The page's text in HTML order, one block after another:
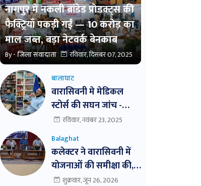
नागपुर में नकली ब्रांडेड प्रोडक्ट्स की
फैक्ट्रियाँ पकड़ी गईं — 10 करोड़ का
माल जब्त, बड़ा नेटवर्क बेनकाब
By -जिला संवादाता रविवार, दिसंबर 07, 2025
बालाघाट
वारासिवनी मे मेडिकल
स्टोर्स की सघन जांच -
अमुल्य मेडिकल की बिक्री
बंद । तीन दवाईयो के नमुने
जांच हेतु भेजे ।
रविवार, नवंबर 23, 2025
Balaghat
कलेक्टर ने वारासिवनी में
योजनाओं की समीक्षा की,
लापरवाही पर सख्त कार्रवाई
शुक्रवार, जून 26, 2026